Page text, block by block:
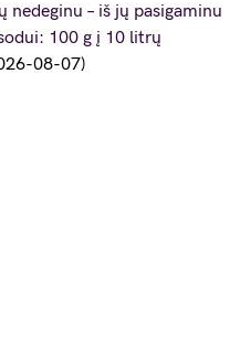
nedeginu – iš jų pasigaminu
100 g į 10 litrų
08-07